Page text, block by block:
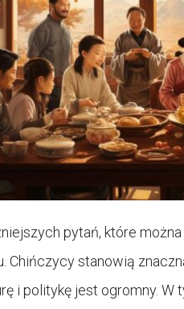
pytań, które
Chińczycy stanowią
i politykę jest ogromny.